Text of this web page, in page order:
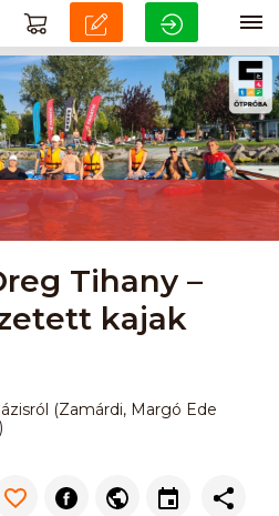
Tihany –
kajak
(Zamárdi, Margó Ede